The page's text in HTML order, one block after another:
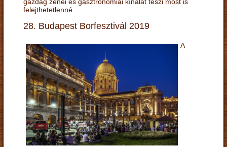
gazdag zenei és gasztronómiai kínálat teszi most is
felejthetetlenné.
28. Budapest Borfesztivál 2019
A